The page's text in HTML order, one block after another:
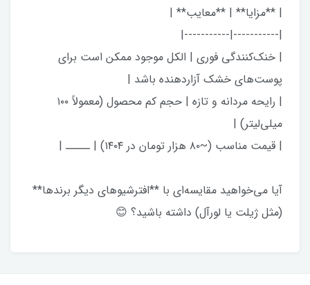
| **مزایا** | **معایب** |
|-----------|-----------|
| خنک‌کنندگی فوری | الکل موجود ممکن است برای
پوست‌های خشک آزاردهنده باشد |
| رایحه مردانه و تازه | حجم کم محصول (معمولاً ۱۰۰
میلی‌لیتر) |
| قیمت مناسب (~۸۰ هزار تومان در ۱۴۰۴) | ـــــ |
آیا می‌خواهید مقایسه‌ای با **افترشیوهای دیگر برندها**
(مثل ژیلت یا لورآل) داشته باشید؟ 😊